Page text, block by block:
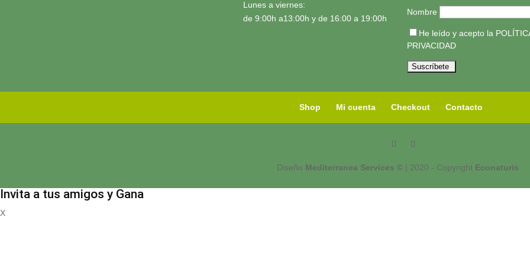
Lunes a viernes:
de 9:00h a13:00h y de 16:00 a 19:00h
Nombre
He leído y acepto la
PRIVACIDAD
Shop Mi cuenta Checkout Contacto
Diseño Mediterranea Services ©| 2020 - Copyright Econaturis
Invita a tus amigos y Gana
X